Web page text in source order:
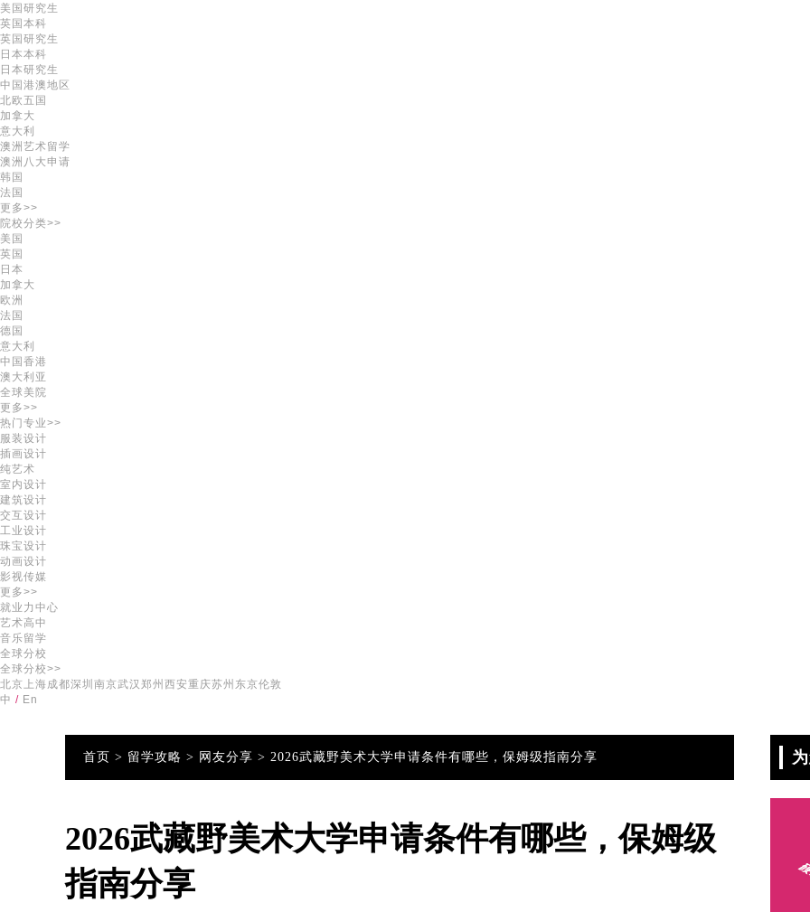
美国研究生
英国本科
英国研究生
日本本科
日本研究生
中国港澳地区
北欧五国
加拿大
意大利
澳洲艺术留学
澳洲八大申请
韩国
法国
更多>>
院校分类>>
美国
英国
日本
加拿大
欧洲
法国
德国
意大利
中国香港
澳大利亚
全球美院
更多>>
热门专业>>
服装设计
插画设计
纯艺术
室内设计
建筑设计
交互设计
工业设计
珠宝设计
动画设计
影视传媒
更多>>
就业力中心
艺术高中
音乐留学
全球分校
全球分校>>
北京 上海成都深圳 南京武汉 郑州 西安重庆苏州 东京伦敦
中 / En
首页 > 留学攻略 > 网友分享 > 2026武藏野美术大学申请条件有哪些，保姆级指南分享
2026武藏野美术大学申请条件有哪些，保姆级
指南分享